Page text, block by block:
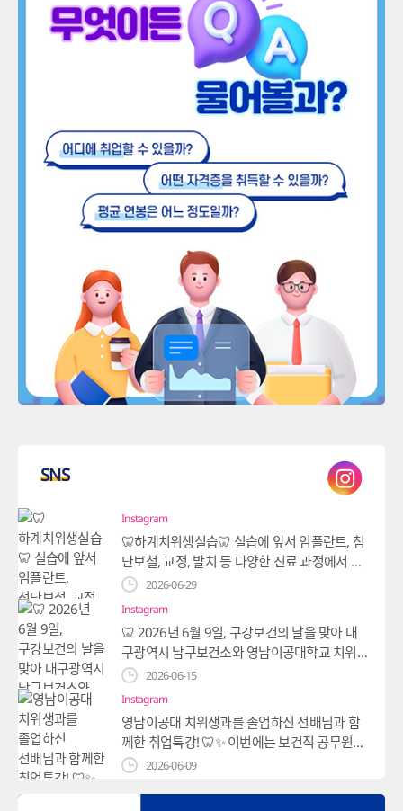
SNS
Instagram
🦷하계치위생실습🦷 실습에 앞서 임플란트, 첨
단보철, 교정, 발치 등 다양한 진료 과정에서 사
용되는 기구들을 직접 살펴보고 언제, 어떻게
사용하는지 배우는 시간을 가졌어요✨ 또한 실
습자로서 갖춰야 할 인사, 복장, 태도 등 기본 자
세까지 익히며 현장에서 필요한 준비를 차근차
근 해보았답니다💪🏻 그리고 드디어 시작된 실
습-! 배운 내용을 바탕으로 직접 기구를 다루고,
진료 과정에 대해 더 깊이 이해하며 실제 임상
현장을 직접 경험해보는 가장 뜻깊은 시간이었
어요😌 설렘과 긴장 속에서 한 단계 더 성장할
수 있었던 하계치위생실습특강이었습니다🤍
2026-06-29
Instagram
🦷 2026년 6월 9일, 구강보건의 날을 맞아 대
구광역시 남구보건소와 영남이공대학교 치위
생과 학생들이 함께 영대병원역에서 구강건강
체험관을 운영했어요! 주민분들과 직접 소통하
며 올바른 구강관리 방법을 안내하고, 구강건강
의 중요성을 알릴 수 있었던 뜻깊은 시간이었습
니다✨ 많은 관심과 참여로 더욱 의미 있었던 구
강보건의 날🩵 앞으로도 건강한 미소를 위해 함
께하겠습니다!
2026-06-15
Instagram
영남이공대 치위생과를 졸업하신 선배님과 함
께한 취업특강! 🦷✨ 이번에는 보건직 공무원에
대해 A부터 Z까지 탈탈 털어주시는 소중한 시
2026-06-09